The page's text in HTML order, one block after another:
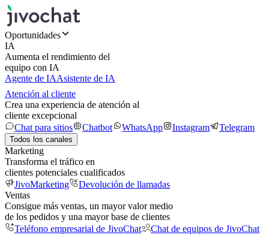
Oportunidades
IA
Aumenta el rendimiento del
equipo con IA
Agente de IAAsistente de IA
Atención al cliente
Crea una experiencia de atención al
cliente excepcional
Chat para sitios
Chatbot WhatsApp Instagram Telegram
Todos los canales
Marketing
Transforma el tráfico en
clientes potenciales cualificados
JivoMarketing
Devolución de llamadas
Ventas
Consigue más ventas, un mayor valor medio
de los pedidos y una mayor base de clientes
Teléfono empresarial de JivoChat
Chat de equipos de JivoChat